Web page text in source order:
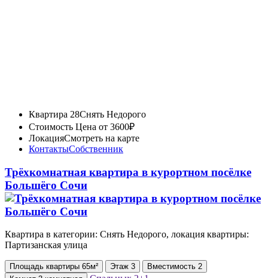
Квартира 28Снять Недорого
Стоимость Цена от 3600₽
ЛокацияСмотреть на карте
КонтактыСобственник
Трёхкомнатная квартира в курортном посёлке
Большёго Сочи
Квартира в категории: Снять Недорого, локация квартиры:
Партизанская улица
Площадь квартиры 65м² Этаж 3 Вместимость 2